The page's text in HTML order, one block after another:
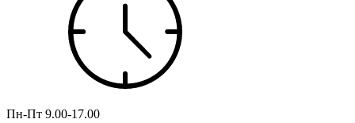
Пн-Пт 9.00-17.00